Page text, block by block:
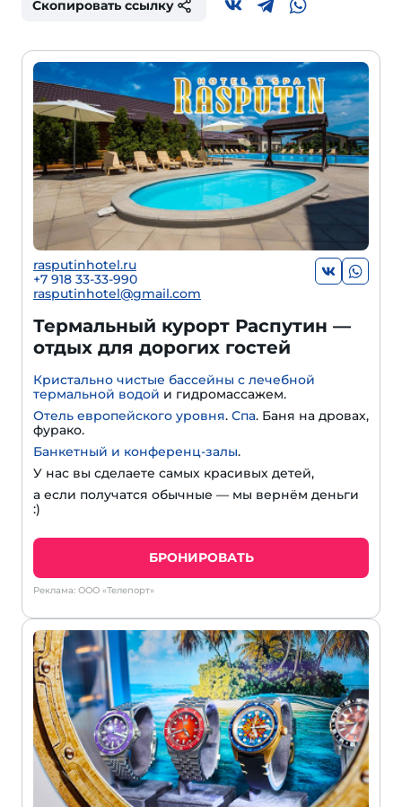
Скопировать ссылку
rasputinhotel.ru
+7 918 33-33-990
rasputinhotel@gmail.com
Термальный курорт Распутин —
отдых для дорогих гостей
Кристально чистые бассейны с лечебной
термальной водой и гидромассажем.
Отель европейского уровня. Спа. Баня на дровах,
фурако.
Банкетный и конференц-залы.
У нас вы сделаете самых красивых детей,
а если получатся обычные — мы вернём деньги
:)
БРОНИРОВАТЬ
Реклама: ООО «Телепорт»